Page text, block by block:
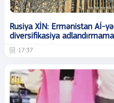
Rusiya XİN: Ermənistan Aİ-yə
diversifikasiya
17:37